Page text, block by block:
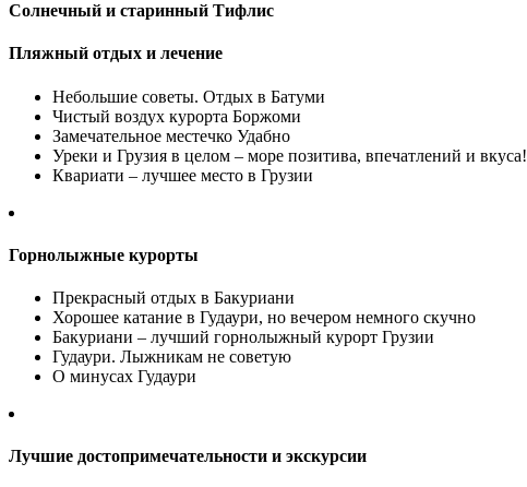
Солнечный и старинный Тифлис
Пляжный отдых и лечение
Небольшие советы. Отдых в Батуми
Чистый воздух курорта Боржоми
Замечательное местечко Удабно
Уреки и Грузия в целом – море позитива, впечатлений и вкуса!
Квариати – лучшее место в Грузии
Горнолыжные курорты
Прекрасный отдых в Бакуриани
Хорошее катание в Гудаури, но вечером немного скучно
Бакуриани – лучший горнолыжный курорт Грузии
Гудаури. Лыжникам не советую
О минусах Гудаури
Лучшие достопримечательности и экскурсии